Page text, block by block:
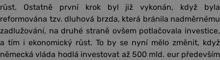
růst. Ostatně první krok byl již vykonán, když byla
reformována tzv. dluhová brzda, která bránila nadměrnému
zadlužování, na druhé straně ovšem potlačovala investice,
a tím i ekonomický růst. To by se nyní mělo změnit, když
německá vláda hodlá investovat až 500 mld. eur především